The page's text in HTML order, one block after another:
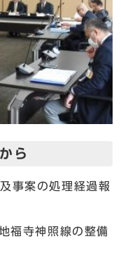
ら
事案の処理経過報
寺神照線の整備